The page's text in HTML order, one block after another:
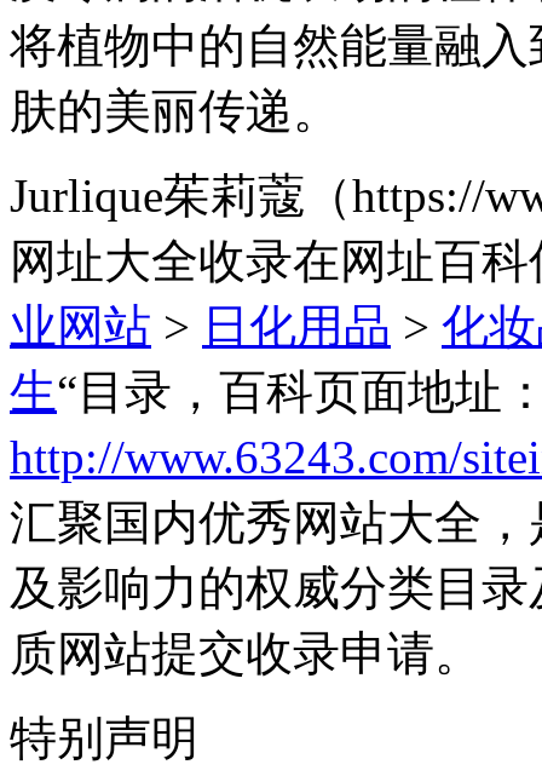
将植物中的自然能量融
肤的美丽传递。
Jurlique茱莉蔻（https://
网址大全收录在网址百
业网站 > 日化用品 > 化
生“目录，百科页面地址
http://www.63243.com/
汇聚国内优秀网站大全
及影响力的权威分类目
质网站提交收录申请。
特别声明